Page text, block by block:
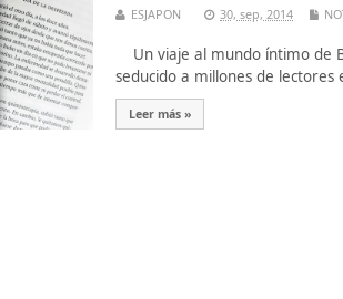
ESJAPON 30, sep, 2014
Un viaje al mundo íntimo de
seducido a millones de lectores
Leer más »